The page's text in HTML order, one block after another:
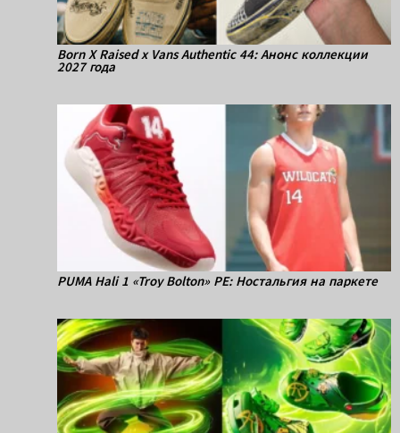
Born X Raised x Vans Authentic 44: Анонс коллекции
2027 года
PUMA Hali 1 «Troy Bolton» PE: Ностальгия на паркете